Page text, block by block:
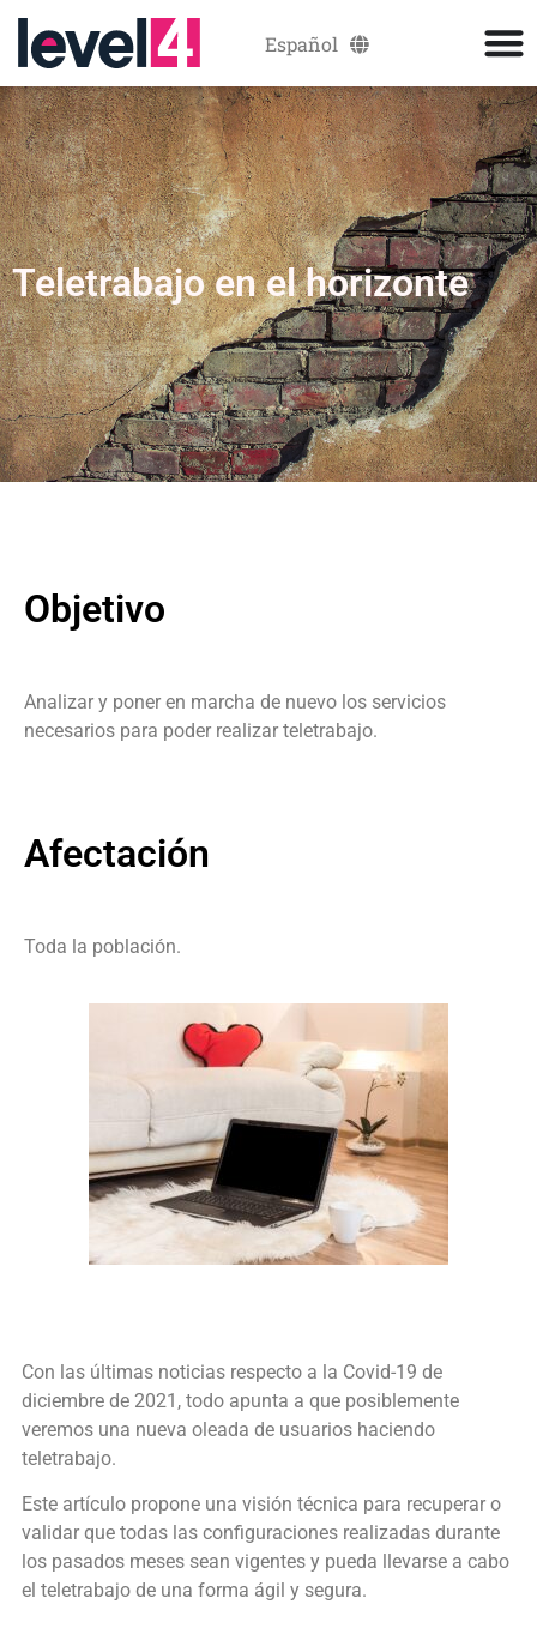
Español
Català
Teletrabajo en el horizonte
Objetivo
Analizar y poner en marcha de nuevo los servicios
necesarios para poder realizar teletrabajo.
Afectación
Toda la población.
Con las últimas noticias respecto a la Covid-19 de
diciembre de 2021, todo apunta a que posiblemente
veremos una nueva oleada de usuarios haciendo
teletrabajo.
Este artículo propone una visión técnica para recuperar o
validar que todas las configuraciones realizadas durante
los pasados meses sean vigentes y pueda llevarse a cabo
el teletrabajo de una forma ágil y segura.